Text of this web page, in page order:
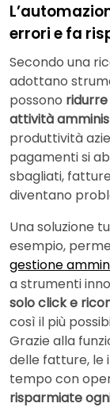
errori e fa
Secondo una
adottano
possono
attività
produttività
pagamenti si
sbagliati,
diventano
Una soluzione
esempio,
gestione
a strumenti
solo click e
così il più
Grazie alla
delle fatture, le
tempo con
risparmiate